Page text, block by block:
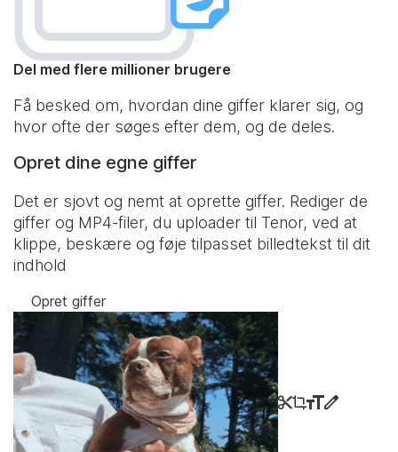
Del med flere millioner brugere
Få besked om, hvordan dine giffer klarer sig, og
hvor ofte der søges efter dem, og de deles.
Opret dine egne giffer
Det er sjovt og nemt at oprette giffer. Rediger de
giffer og MP4-filer, du uploader til Tenor, ved at
klippe, beskære og føje tilpasset billedtekst til dit
indhold
Opret giffer